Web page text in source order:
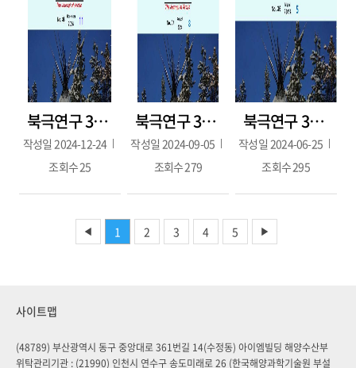
북극연구 38호(2024.11.30)
작성일 2024-12-24
조회수25
북극연구 37호(2024년 8월)
작성일 2024-09-05
조회수279
북극연구 36호(2024년 5월)
작성일 2024-06-25
조회수295
◀ 1 2 3 4 5 ▶
사이트맵
(48789) 부산광역시 동구 중앙대로 361번길 14(수정동) 아이엠빌딩 해양수산부
위탁관리기관 : (21990) 인천시 연수구 송도미래로 26 (한국해양과학기술원 부설